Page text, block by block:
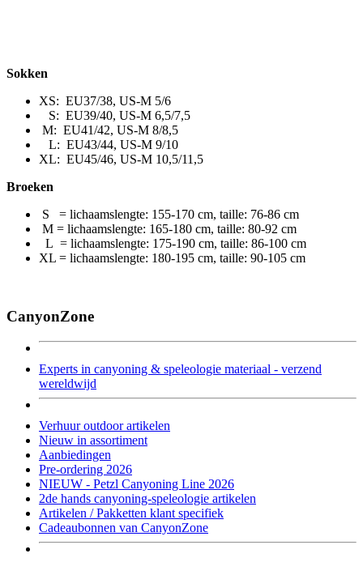
Sokken
XS: EU37/38, US-M 5/6
S: EU39/40, US-M 6,5/7,5
M: EU41/42, US-M 8/8,5
L: EU43/44, US-M 9/10
XL: EU45/46, US-M 10,5/11,5
Broeken
S = lichaamslengte: 155-170 cm, taille: 76-86 cm
M = lichaamslengte: 165-180 cm, taille: 80-92 cm
L = lichaamslengte: 175-190 cm, taille: 86-100 cm
XL = lichaamslengte: 180-195 cm, taille: 90-105 cm
CanyonZone
Experts in canyoning & speleologie materiaal - verzend
wereldwijd
Verhuur outdoor artikelen
Nieuw in assortiment
Aanbiedingen
Pre-ordering 2026
NIEUW - Petzl Canyoning Line 2026
2de hands canyoning-speleologie artikelen
Artikelen / Pakketten klant specifiek
Cadeaubonnen van CanyonZone